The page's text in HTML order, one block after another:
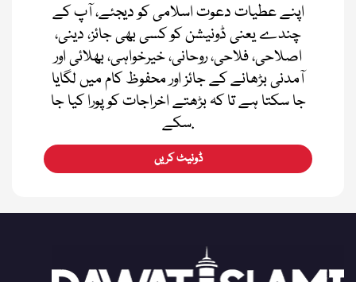
اپنے عطیات دعوت اسلامی کو دیجئے، آپ کے
چندے یعنی ڈونیشن کو کسی بھی جائز، دینی،
اصلاحی، فلاحی، روحانی، خیرخواہی، بھلائی اور
آمدنی بڑھانے کے جائز اور محفوظ کام میں لگایا
جا سکتا ہے تا کہ بڑھتے اخراجات کو پورا کیا جا
سکے.
ڈونیٹ کریں